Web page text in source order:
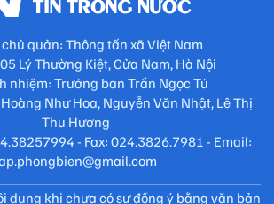
quản: Thông tấn xã Việt Nam
Lý Thường Kiệt, Cửa Nam, Hà Nội
nhiệm: Trưởng ban Trần Ngọc Tú
Như Hoa, Nguyễn Văn Nhật, Lê Thị
Thu Hương
- Fax: 024.3826.7981 - Email:
dung khi chưa có sự đồng ý bằng văn bản